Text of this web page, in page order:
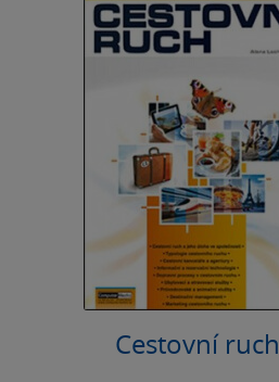
Cestovní ruch